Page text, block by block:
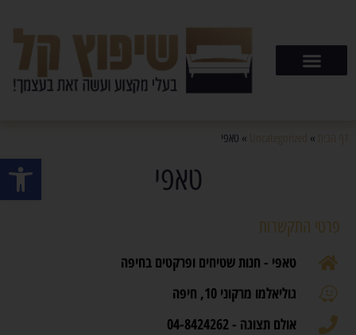
פתח
»
» טאפי
טאפי
פרטי התקשרות
טאפי - חנות שטיחים ופרקטים בחיפה
גוליאלמו מרקוני 10, חיפה
אולם תצוגה - 04-8424262